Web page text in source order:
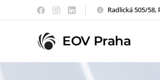
Radlická 505/58,
EOV Praha